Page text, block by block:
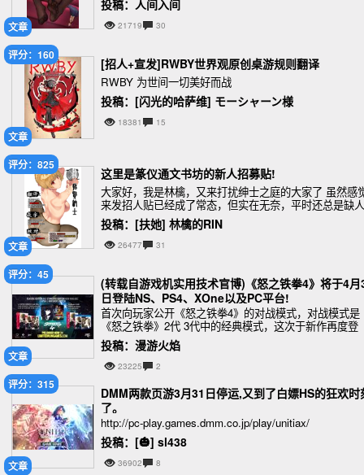
文章
投稿：人间入间
21719 30
文章
评分：160
[招人+宣发]RWBY世界观原创桌游规则翻译
RWBY 为世间一切美好而战
投稿：[闪光的哈萨维] モーシャーン様
18381 15
文章
评分：825
这里是篆仪通文书坊的新人招募贴!
大家好，我是林檎，又来打扰绅士之庭的大家了 虽然感
来发招人贴已经成了常态，但实在无奈，平时还总是缺人
手 这次来的主要目的还是招收嵌字，当然翻译也要，希
各位有意的绅士赏个脸加入 还是老样子，先把本
投稿：[扶她] 林檎的RIN
26477 31
文章
评分：45
(转载自游戏机实用技术官博)《怒之铁拳4》将于4月
日登陆NS、PS4、XOne以及PC平台!
首次向玩家公开《怒之铁拳4》的对战模式，对战模式是
《怒之铁拳》2代 3代中的经典模式，这次于新作再度登
场。不论你是想和并肩作战摧枯拉朽的机友一决雌雄，看
看谁才是橡木城的格斗之王，还是想报仇雪恨，了结在
投稿：漫游火焰
23225 2
文章
评分：315
DMM两款页游3月31日停运,又到了白嫖HS的狂欢时
了。
http://pc-play.games.dmm.co.jp/play/unitiax/
投稿：[🎃] sl438
36902 8